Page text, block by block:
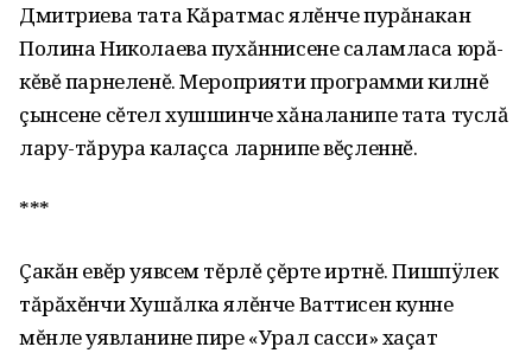
Дмитриева тата Кăратмас ялĕнче пурăнакан
Полина Николаева пухăннисене саламласа юрă-
кĕвĕ парнеленĕ. Мероприяти программи килнĕ
çынсене сĕтел хушшинче хăналанипе тата туслă
лару-тăрура калаçса ларнипе вĕçленнĕ.
***
Çакăн евĕр уявсем тĕрлĕ çĕрте иртнĕ. Пишпÿлек
тăрăхĕнчи Хушăлка ялĕнче Ваттисен кунне
мĕнле уявланине пире «Урал сасси» хаçат